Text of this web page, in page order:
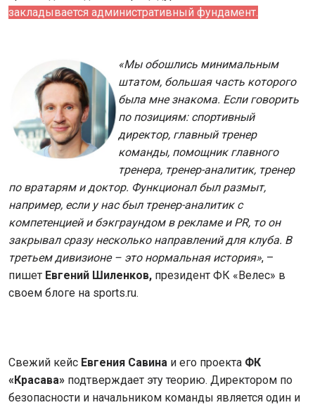
закладывается административный фундамент.
«Мы обошлись минимальным
штатом, большая часть которого
была мне знакома. Если говорить
по позициям: спортивный
директор, главный тренер
команды, помощник главного
тренера, тренер-аналитик, тренер
по вратарям и доктор. Функционал был размыт,
например, если у нас был тренер-аналитик с
компетенцией и бэкграундом в рекламе и PR, то он
закрывал сразу несколько направлений для клуба. В
третьем дивизионе – это нормальная история», –
пишет Евгений Шиленков, президент ФК «Велес» в
своем блоге на sports.ru.
Свежий кейс Евгения Савина и его проекта ФК
«Красава» подтверждает эту теорию. Директором по
безопасности и начальником команды является один и